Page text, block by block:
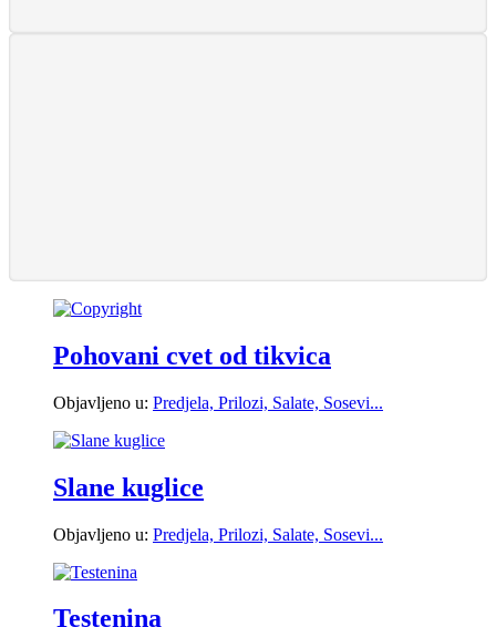
Pohovani cvet od tikvica
Objavljeno u: Predjela, Prilozi, Salate, Sosevi...
Slane kuglice
Objavljeno u: Predjela, Prilozi, Salate, Sosevi...
Testenina